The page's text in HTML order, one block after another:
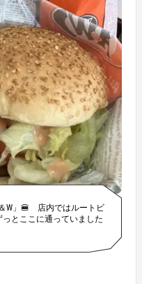
W」🍔 店内ではルートビ
とここに通っていました